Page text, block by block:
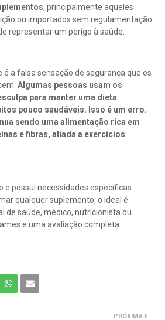
, principalmente aqueles
ou importados sem regulamentação
representar um perigo à saúde.
a falsa sensação de segurança que os
Algumas pessoas usam os
para manter uma dieta
pouco saudáveis. Isso é um erro.
sendo uma alimentação rica em
e fibras, aliada a exercícios
e possui necessidades específicas.
qualquer suplemento, o ideal é
de saúde, médico, nutricionista ou
e uma avaliação completa.
PRÓXIMA